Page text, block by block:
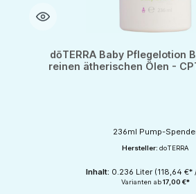
dōTERRA Baby Pflegelotion
reinen ätherischen Ölen -
236ml Pump-
Hersteller: doTERRA
Inhalt: 0.236 Liter (118,64 €*
Varianten ab17,00 €*